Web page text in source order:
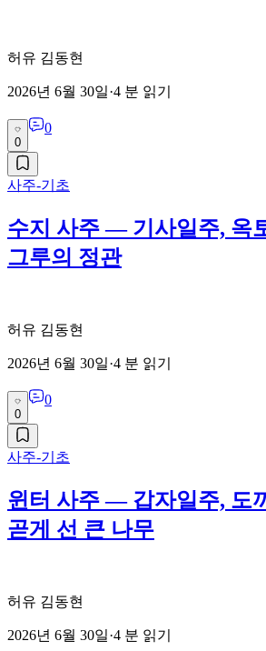
허유 김동현
2026년 6월 30일·4 분 읽기
0
0
사주-기초
수지 사주 — 기사일주, 옥
그루의 정관
허유 김동현
2026년 6월 30일·4 분 읽기
0
0
사주-기초
윈터 사주 — 갑자일주, 도
곧게 선 큰 나무
허유 김동현
2026년 6월 30일·4 분 읽기